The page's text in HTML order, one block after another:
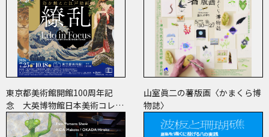
東京都美術館開館100周年記
念 大英博物館日本美術コレク
ション 百花繚乱～海を越えた
江戸絵画
山室眞二の薯版画〈かまくら博
物誌〉